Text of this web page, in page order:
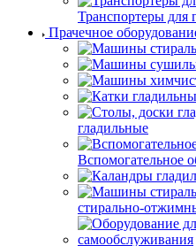
Транспортеры для
Прачечное
гладильные
Вспомогательное
стирально-